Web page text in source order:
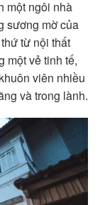
một ngôi nhà
sương mờ của
từ nội thất
một vẻ tinh tế,
viên nhiều
và trong lành.